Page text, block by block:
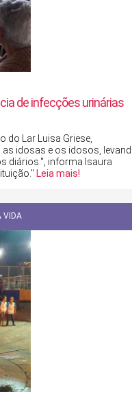
de infecções urinárias
do Lar Luisa Griese,
idosas e os idosos,
diários.", informa Isaura
Leia mais!
VIDA